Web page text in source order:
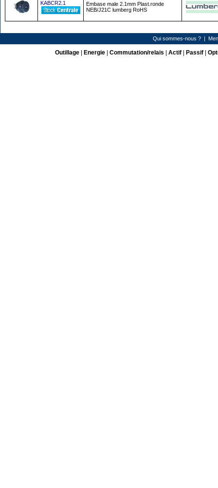
KABCR2.1
Embase male 2.1mm Plast.ronde
NEB/J21C lumberg RoHS
Qui sommes-nous ? |
Outillage| Energie| Commutation/relais Actif| Passif|